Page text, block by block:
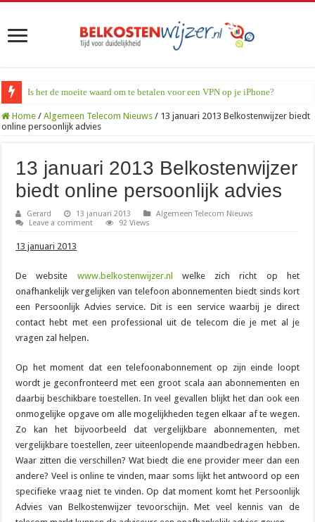
Is het de moeite waard om te betalen voor een VPN op je iPhone?
Home / Algemeen Telecom Nieuws / 13 januari 2013 Belkostenwijzer biedt
online persoonlijk advies
13 januari 2013 Belkostenwijzer
biedt online persoonlijk advies
Gerard 13 januari 2013
Algemeen Telecom Nieuws
Leave a comment
92 Views
13 januari 2013
De website www.belkostenwijzer.nl
welke zich richt op het
onafhankelijk vergelijken van telefoon abonnementen biedt sinds kort
een Persoonlijk Advies service. Dit is een service waarbij je direct
contact hebt met een professional uit de telecom die je met al je
vragen zal helpen.
Op het moment dat een telefoonabonnement op zijn einde loopt
wordt je geconfronteerd met een groot scala aan abonnementen en
daarbij beschikbare toestellen. In veel gevallen blijkt het dan ook een
onmogelijke opgave om alle mogelijkheden tegen elkaar af te wegen.
Zo kan het bijvoorbeeld dat vergelijkbare abonnementen, met
vergelijkbare toestellen, zeer uiteenlopende maandbedragen hebben.
Waar zitten die verschillen? Wat biedt die ene provider meer dan een
andere? Veel is online te vinden, maar soms lijkt het antwoord op een
specifieke vraag niet te vinden. Op dat moment komt het Persoonlijk
Advies van Belkostenwijzer tevoorschijn. Met veel kennis van de